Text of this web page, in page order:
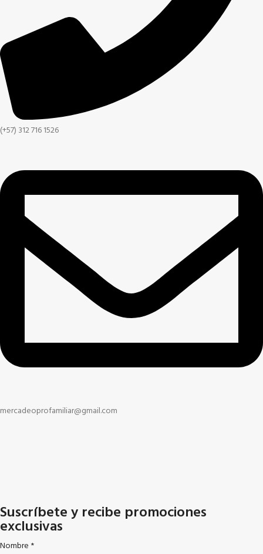
(+57) 312 716 1526
mercadeoprofamiliar@gmail.com
Suscríbete y recibe promociones
exclusivas
Nombre *